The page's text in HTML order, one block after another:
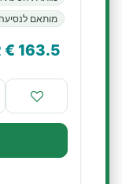
מותאם
163.5
€ EUR